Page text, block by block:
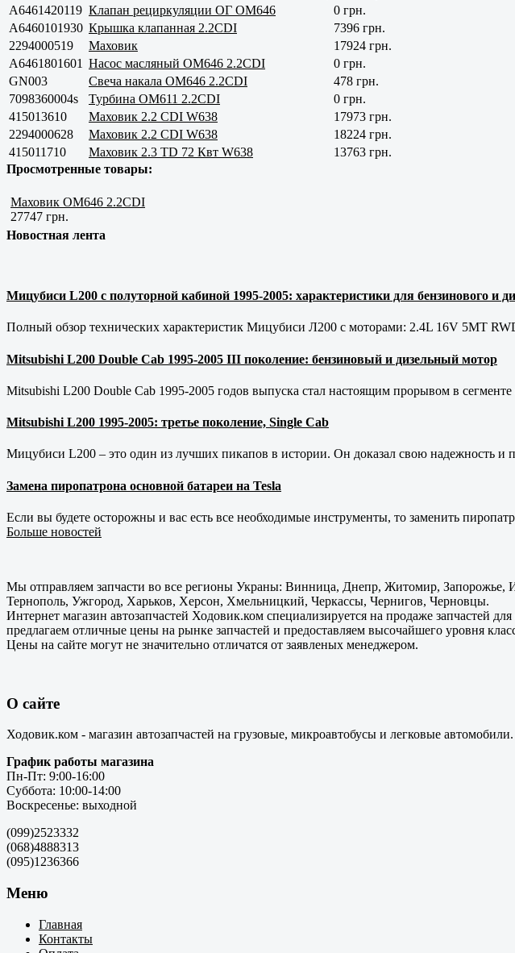
A6461420119 Клапан рециркуляции ОГ OM646
0 грн.
A6460101930 Крышка клапанная 2.2CDI
7396 грн.
2294000519
Маховик
17924 грн.
A6461801601 Насос масляный OM646 2.2CDI
0 грн.
GN003
Свеча накала OM646 2.2CDI
478 грн.
7098360004s
Турбина OM611 2.2CDI
0 грн.
415013610
Маховик 2.2 CDI W638
17973 грн.
2294000628
Маховик 2.2 CDI W638
18224 грн.
415011710
Маховик 2.3 TD 72 Квт W638
13763 грн.
Просмотренные товары:
Маховик OM646 2.2CDI
27747 грн.
Новостная лента
Мицубиси L200 с полуторной кабиной 1995-2005: характеристики для бензинового и
Полный обзор технических характеристик Мицубиси Л200 с моторами: 2.4L 16V 5MT
Mitsubishi L200 Double Cab 1995-2005 III поколение: бензиновый и дизельный мотор
Mitsubishi L200 Double Cab 1995-2005 годов выпуска стал настоящим прорывом в
Mitsubishi L200 1995-2005: третье поколение, Single Cab
Мицубиси L200 – это один из лучших пикапов в истории. Он доказал свою надежность и
Замена пиропатрона основной батареи на Tesla
Если вы будете осторожны и вас есть все необходимые инструменты, то заменить
Больше новостей
Мы отправляем запчасти во все регионы Украны: Винница, Днепр, Житомир,
Тернополь, Ужгород, Харьков, Херсон, Хмельницкий, Черкассы, Чернигов, Черновцы.
Интернет магазин автозапчастей Ходовик.ком специализируется на продаже запчастей
предлагаем отличные цены на рынке запчастей и предоставляем высочайшего уровня
Цены на сайте могут не значительно отличатся от заявленых менеджером.
О сайте
Ходовик.ком - магазин автозапчастей на грузовые, микроавтобусы и легковые автомобили.
График работы магазина
Пн-Пт: 9:00-16:00
Суббота: 10:00-14:00
Воскресенье: выходной
(099)2523332
(068)4888313
(095)1236366
Меню
Главная
Контакты